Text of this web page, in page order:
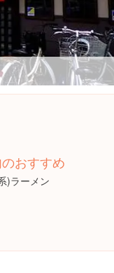
おすすめ
)ラーメン